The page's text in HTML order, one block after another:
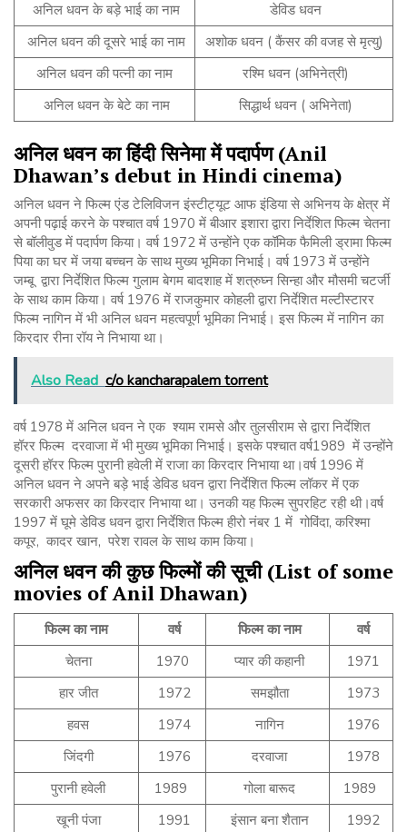
अनिल धवन के बड़े भाई का नाम
डेविड धवन
अनिल धवन की दूसरे भाई का नाम
अशोक धवन ( कैंसर की वजह से मृत्यु)
अनिल धवन की पत्नी का नाम
रश्मि धवन (अभिनेत्री)
अनिल धवन के बेटे का नाम
सिद्धार्थ धवन ( अभिनेता)
अनिल धवन का हिंदी सिनेमा में पदार्पण(Anil
Dhawan’s debut in Hindi cinema)
अनिल धवन ने फिल्म एंड टेलिविजन इंस्टीट्यूट आफ इंडिया से अभिनय के क्षेत्र में
अपनी पढ़ाई करने के पश्चात वर्ष 1970 में बीआर इशारा द्वारा निर्देशित फिल्म चेतना
से बॉलीवुड में पदार्पण किया। वर्ष 1972 में उन्होंने एक कॉमिक फैमिली ड्रामा फिल्म
पिया का घर में जया बच्चन के साथ मुख्य भूमिका निभाई। वर्ष 1973 में उन्होंने
जम्बू द्वारा निर्देशित फिल्म गुलाम बेगम बादशाह में शत्रुघ्न सिन्हा और मौसमी चटर्जी
के साथ काम किया। वर्ष 1976 में राजकुमार कोहली द्वारा निर्देशित मल्टीस्टारर
फिल्म नागिन में भी अनिल धवन महत्वपूर्ण भूमिका निभाई। इस फिल्म में नागिन का
किरदार रीना रॉय ने निभाया था।
Also Read c/o kancharapalem torrent
वर्ष 1978 में अनिल धवन ने एक श्याम रामसे और तुलसीराम से द्वारा निर्देशित
हॉरर फिल्म दरवाजा में भी मुख्य भूमिका निभाई। इसके पश्चात वर्ष1989 में उन्होंने
दूसरी हॉरर फिल्म पुरानी हवेली में राजा का किरदार निभाया था।वर्ष 1996 में
अनिल धवन ने अपने बड़े भाई डेविड धवन द्वारा निर्देशित फिल्म लॉकर में एक
सरकारी अफसर का किरदार निभाया था। उनकी यह फिल्म सुपरहिट रही थी।वर्ष
1997 में घूमे डेविड धवन द्वारा निर्देशित फिल्म हीरो नंबर 1 में गोविंदा, करिश्मा
कपूर, कादर खान, परेश रावल के साथ काम किया।
अनिल धवन की कुछ फिल्मों की सूची(List of some
movies of Anil Dhawan)
फिल्म का नाम वर्ष फिल्म का नाम
वर्ष
चेतना
1970 प्यार की कहानी
1971
हार जीत
1972 समझौता
1973
हवस
1974 नागिन
1976
जिंदगी
1976 दरवाजा
1978
पुरानी हवेली
1989 गोला बारूद
1989
खूनी पंजा
1991 इंसान बना शैतान
1992